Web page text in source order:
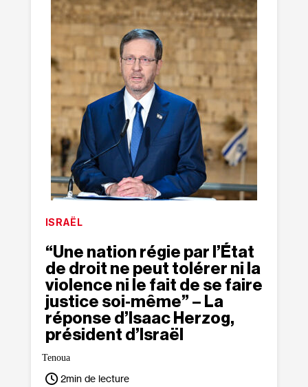
ISRAËL
“Une nation régie par l’État
de droit ne peut tolérer ni la
violence ni le fait de se faire
justice soi‐​même” – La
réponse d’Isaac Herzog,
président d’Israël
Tenoua
2min de lecture